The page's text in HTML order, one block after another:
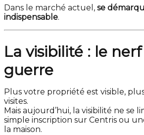
Dans le marché actuel, se
indispensable.
La visibilité : le
guerre
Plus votre propriété est visible,
visites.
Mais aujourd’hui, la visibilité ne se
simple inscription sur Centris ou
la maison.